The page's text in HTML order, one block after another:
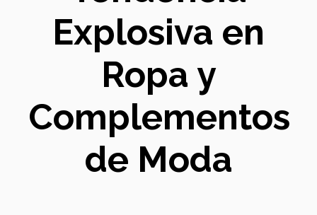
Explosiva en
Ropa y
Complementos
de Moda